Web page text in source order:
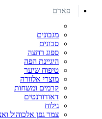
פארם
מגבונים
סבונים
ספוג רחצה
היגיינת הפה
טיפוח שיער
מוצרי אלוורה
קרמים ומשחות
דאודורנטים
גילוח
צמר גפן אלכוהול